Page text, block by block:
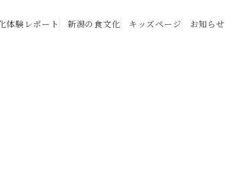
体験レポート 新潟の食文化 キッズページ お知らせ